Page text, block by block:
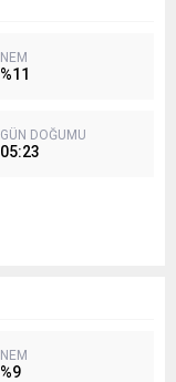
NEM
%11
GÜN DOĞUMU
05:23
NEM
%9